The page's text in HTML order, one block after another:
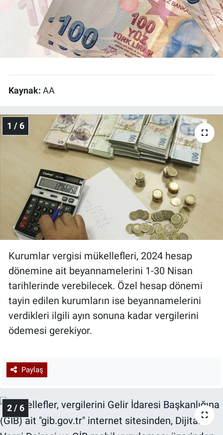
Kaynak: AA
1 / 6
Kurumlar vergisi mükellefleri, 2024 hesap
dönemine ait beyannamelerini 1-30 Nisan
tarihlerinde verebilecek. Özel hesap dönemi
tayin edilen kurumların ise beyannamelerini
verdikleri ilgili ayın sonuna kadar vergilerini
ödemesi gerekiyor.
Paylaş
2 / 6